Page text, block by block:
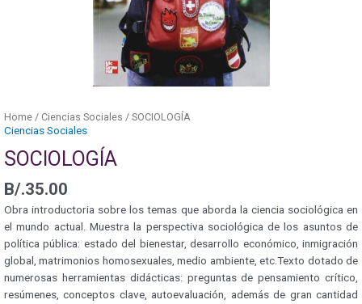
Home / Ciencias Sociales / SOCIOLOGÍA
Ciencias Sociales
SOCIOLOGÍA
B/.35.00
Obra introductoria sobre los temas que aborda la ciencia sociológica en
el mundo actual. Muestra la perspectiva sociológica de los asuntos de
política pública: estado del bienestar, desarrollo económico, inmigración
global, matrimonios homosexuales, medio ambiente, etc.Texto dotado de
numerosas herramientas didácticas: preguntas de pensamiento crítico,
resúmenes, conceptos clave, autoevaluación, además de gran cantidad